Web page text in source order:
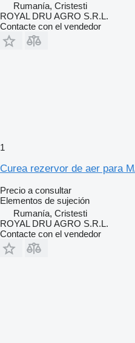
Rumanía, Cristesti
ROYAL DRU AGRO S.R.L.
Contacte con el vendedor
1
Curea rezervor de aer para
Precio a consultar
Elementos de sujeción
Rumanía, Cristesti
ROYAL DRU AGRO S.R.L.
Contacte con el vendedor